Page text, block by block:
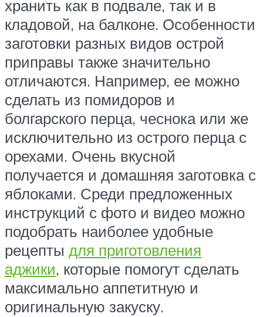
хранить как в подвале, так и в
кладовой, на балконе. Особенности
заготовки разных видов острой
приправы также значительно
отличаются. Например, ее можно
сделать из помидоров и
болгарского перца, чеснока или же
исключительно из острого перца с
орехами. Очень вкусной
получается и домашняя заготовка с
яблоками. Среди предложенных
инструкций с фото и видео можно
подобрать наиболее удобные
рецепты для приготовления
аджики, которые помогут сделать
максимально аппетитную и
оригинальную закуску.